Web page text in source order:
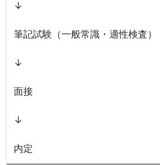
↓
筆記試験（一般常識・適性検査）
↓
面接
↓
内定